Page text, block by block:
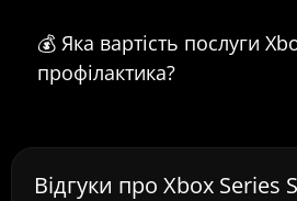
💰 Яка вартість послуги
профілактика?
Відгуки про Xbox Series